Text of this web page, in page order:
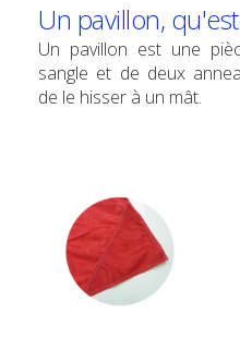
Un pavillon,
Un pavillon est une
sangle et de deux
de le hisser à un mât.